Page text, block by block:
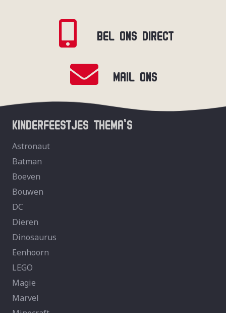
BEL ONS DIRECT
MAIL ONS
KINDERFEESTJES THEMA’S
Astronaut
Batman
Boeven
Bouwen
DC
Dieren
Dinosaurus
Eenhoorn
LEGO
Magie
Marvel